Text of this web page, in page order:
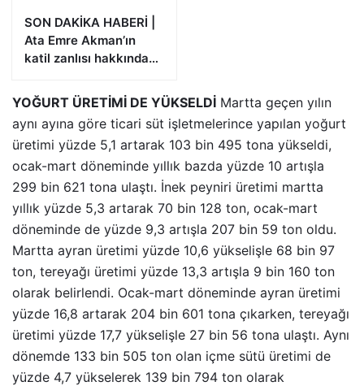
SON DAKİKA HABERİ |
Ata Emre Akman’ın
katil zanlısı hakkında
YOĞURT ÜRETİMİ DE YÜKSELDİ Martta geçen yılın
aynı ayına göre ticari süt işletmelerince yapılan yoğurt
üretimi yüzde 5,1 artarak 103 bin 495 tona yükseldi,
ocak-mart döneminde yıllık bazda yüzde 10 artışla
299 bin 621 tona ulaştı. İnek peyniri üretimi martta
yıllık yüzde 5,3 artarak 70 bin 128 ton, ocak-mart
döneminde de yüzde 9,3 artışla 207 bin 59 ton oldu.
Martta ayran üretimi yüzde 10,6 yükselişle 68 bin 97
ton, tereyağı üretimi yüzde 13,3 artışla 9 bin 160 ton
olarak belirlendi. Ocak-mart döneminde ayran üretimi
yüzde 16,8 artarak 204 bin 601 tona çıkarken, tereyağı
üretimi yüzde 17,7 yükselişle 27 bin 56 tona ulaştı. Aynı
dönemde 133 bin 505 ton olan içme sütü üretimi de
yüzde 4,7 yükselerek 139 bin 794 ton olarak